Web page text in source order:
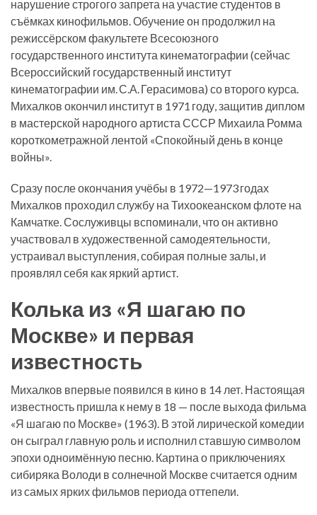
нарушение строгого запрета на участие студентов в
съёмках кинофильмов. Обучение он продолжил на
режиссёрском факультете Всесоюзного
государственного института кинематографии (сейчас
Всероссийский государственный институт
кинематографии им. С.А. Герасимова) со второго курса.
Михалков окончил институт в 1971 году, защитив диплом
в мастерской народного артиста СССР Михаила Ромма
короткометражной лентой «Спокойный день в конце
войны».
Сразу после окончания учёбы в 1972—1973 годах
Михалков проходил службу на Тихоокеанском флоте на
Камчатке. Сослуживцы вспоминали, что он активно
участвовал в художественной самодеятельности,
устраивал выступления, собирая полные залы, и
проявлял себя как яркий артист.
Колька из «Я шагаю по
Москве» и первая
известность
Михалков впервые появился в кино в 14 лет. Настоящая
известность пришла к нему в 18 — после выхода фильма
«Я шагаю по Москве» (1963). В этой лирической комедии
он сыграл главную роль и исполнил ставшую символом
эпохи одноимённую песню. Картина о приключениях
сибиряка Володи в солнечной Москве считается одним
из самых ярких фильмов периода оттепели.